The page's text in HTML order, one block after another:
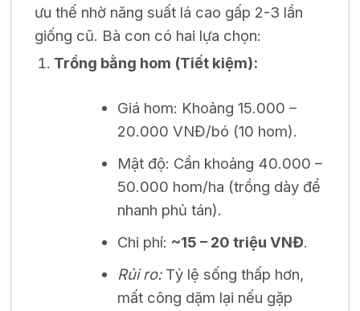
ưu thế nhờ năng suất lá cao gấp 2-3 lần
giống cũ. Bà con có hai lựa chọn:
Trồng bằng hom (Tiết kiệm):
Giá hom: Khoảng 15.000 –
20.000 VNĐ/bó (10 hom).
Mật độ: Cần khoảng 40.000 –
50.000 hom/ha (trồng dày để
nhanh phủ tán).
Chi phí: ~15 – 20 triệu VNĐ.
Rủi ro:Tỷ lệ sống thấp hơn,
mất công dặm lại nếu gặp